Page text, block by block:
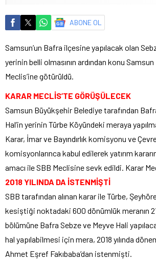
ABONE OL
Samsun’un Bafra ilçesine yapılacak olan
yerinin belli olmasının ardından konu
Meclis’ine götürüldü.
KARAR MECLİS’TE GÖRÜŞÜLECEK
Samsun Büyükşehir Belediye tarafından
Hal’in yerinin Türbe Köyündeki meraya
Karar, İmar ve Bayındırlık komisyonu ve
komisyonlarınca kabul edilerek yatırım
amacı ile SBB Meclisine sevk edildi. Karar
2018 YILINDA DA İSTENMİŞTİ
SBB tarafından alınan karar ile Türbe,
kesiştiği noktadaki 600 dönümlük meranın
bölümüne Bafra Sebze ve Meyve Hali
hal yapılabilmesi için mera, 2018 yılında
Ahmet Eşref Fakıbaba’dan istenmişti.